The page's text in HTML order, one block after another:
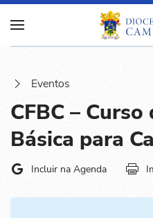
Eventos
CFBC –
Básica para
Incluir na Agenda